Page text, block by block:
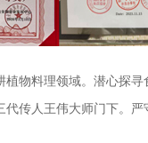
植物料理领域。潜心探
传人王伟大师门下。